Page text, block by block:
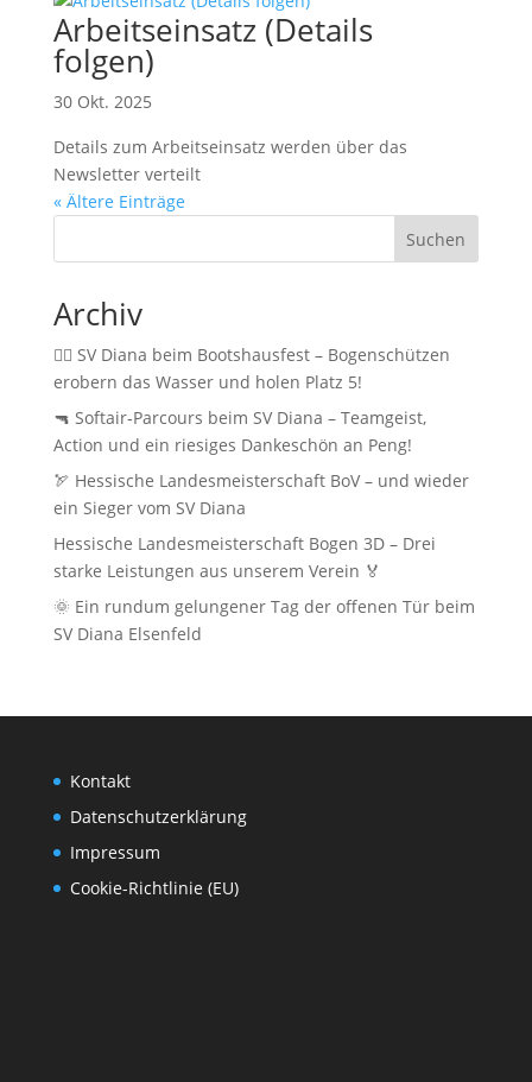
Arbeitseinsatz (Details
folgen)
30 Okt. 2025
Details zum Arbeitseinsatz werden über das
Newsletter verteilt
« Ältere Einträge
Suchen
Archiv
🚣‍♂️ SV Diana beim Bootshausfest – Bogenschützen
erobern das Wasser und holen Platz 5!
🔫 Softair‑Parcours beim SV Diana – Teamgeist,
Action und ein riesiges Dankeschön an Peng!
🏹 Hessische Landesmeisterschaft BoV – und wieder
ein Sieger vom SV Diana
Hessische Landesmeisterschaft Bogen 3D – Drei
starke Leistungen aus unserem Verein 🏅
🌞 Ein rundum gelungener Tag der offenen Tür beim
SV Diana Elsenfeld
Kontakt
Datenschutzerklärung
Impressum
Cookie-Richtlinie (EU)